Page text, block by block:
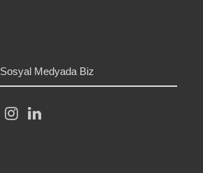
Sosyal Medyada Biz